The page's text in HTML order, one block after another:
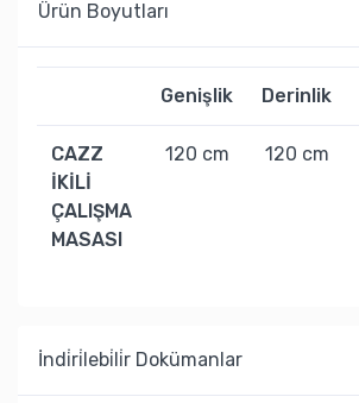
Ürün Boyutları
Genişlik Derinlik
CAZZ
İKİLİ
ÇALIŞMA
MASASI
120 cm 120 cm
İndi̇ri̇lebi̇li̇r Dokümanlar